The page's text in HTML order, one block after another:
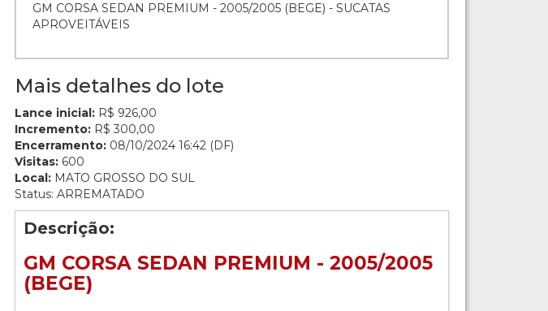
GM CORSA SEDAN PREMIUM - 2005/2005 (BEGE) - SUCATAS
APROVEITÁVEIS
Mais detalhes do lote
Lance inicial: R$ 926,00
Incremento: R$ 300,00
Encerramento: 08/10/2024 16:42 (DF)
Visitas: 600
Local: MATO GROSSO DO SUL
Status: ARREMATADO
Descrição:
GM CORSA SEDAN PREMIUM - 2005/2005
(BEGE)